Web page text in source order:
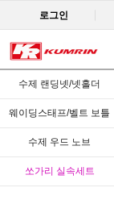
로그인
수제 랜딩넷/넷홀더
웨이딩스태프/벨트 보틀
수제 우드 노브
쏘가리 실속세트